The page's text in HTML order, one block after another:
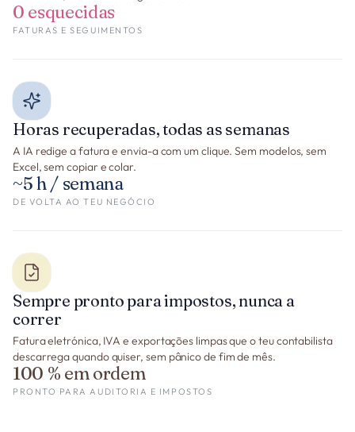
0 esquecidas
FATURAS E SEGUIMENTOS
Horas recuperadas, todas as semanas
A IA redige a fatura e envia-a com um clique. Sem modelos, sem
Excel, sem copiar e colar.
~5 h / semana
DE VOLTA AO TEU NEGÓCIO
Sempre pronto para impostos, nunca a
correr
Fatura eletrónica, IVA e exportações limpas que o teu contabilista
descarrega quando quiser, sem pânico de fim de mês.
100 % em ordem
PRONTO PARA AUDITORIA E IMPOSTOS